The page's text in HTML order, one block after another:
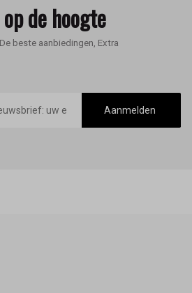
de hoogte
beste aanbiedingen, Extra
Aanmelden